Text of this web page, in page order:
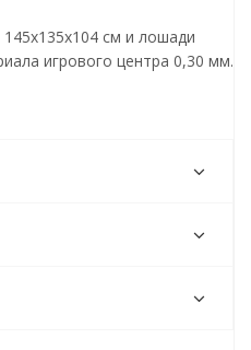
см и лошади
игрового центра 0,30 мм.